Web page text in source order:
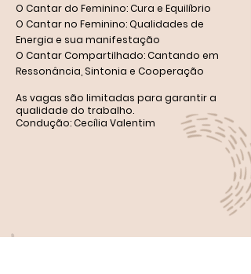
O Cantar do Feminino: Cura e Equilíbrio
O Cantar no Feminino: Qualidades de
Energia e sua manifestação
O Cantar Compartilhado: Cantando em
Ressonância, Sintonia e Cooperação
As vagas são limitadas para garantir a
qualidade do trabalho.
Condução: Cecília Valentim